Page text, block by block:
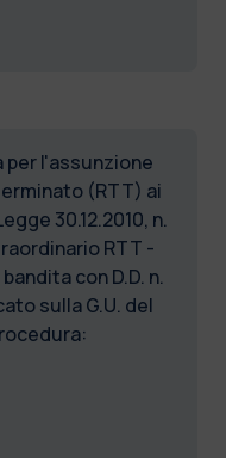
per l'assunzione
(RTT) ai
30.12.2010, n.
RTT -
con D.D. n.
sulla G.U. del